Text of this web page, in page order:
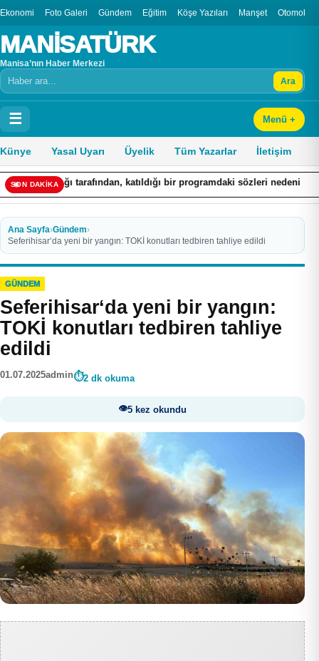
Ekonomi Foto Galeri Gündem Eğitim Köşe Yazıları Manşet Otomobil
MANİSATÜRK
Manisa’nın Haber Merkezi
Arama Ara
☰ Menü +
Künye Yasal Uyarı Üyelik Tüm Yazarlar İletişim
SON DAKİKA
katıldığı bir programdaki sözleri nedeniyle hakkında
Ana Sayfa›Gündem›
Seferihisar‘da yeni bir yangın: TOKİ konutları tedbiren tahliye edildi
GÜNDEM
Seferihisar‘da yeni bir yangın:
TOKİ konutları tedbiren tahliye
edildi
01.07.2025admin 2 dk okuma
5 kez okundu